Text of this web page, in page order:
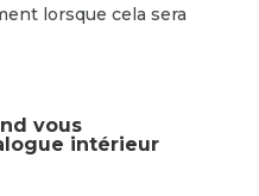
lorsque cela sera
vous
intérieur